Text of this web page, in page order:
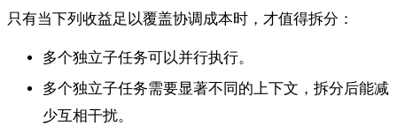
只有当下列收益足以覆盖协调成本时，才值得拆分：
多个独立子任务可以并行执行。
多个独立子任务需要显著不同的上下文，拆分后能减
少互相干扰。